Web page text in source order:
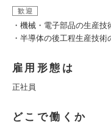
歓迎
・機械・電子部品の生産技
・半導体の後工程生産技術
雇用形態は
正社員
どこで働くか